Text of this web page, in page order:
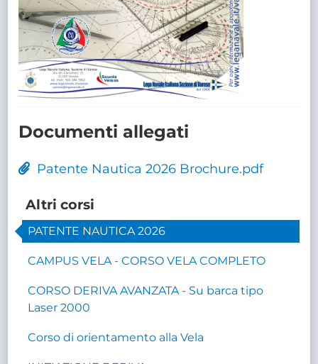
Documenti allegati
Patente Nautica 2026 Brochure.pdf
Altri corsi
PATENTE NAUTICA 2026
CAMPUS VELA - CORSO VELA COMPLETO
CORSO DERIVA AVANZATA - Su barca tipo
Laser 2000
Corso di orientamento alla Vela